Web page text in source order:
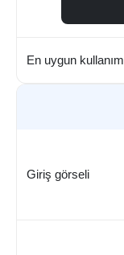
En uygun kullanım
Giriş görseli